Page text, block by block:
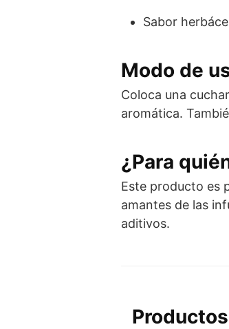
Sabor
Modo de
Coloca una
aromática.
¿Para
Este producto es
amantes de las
aditivos.